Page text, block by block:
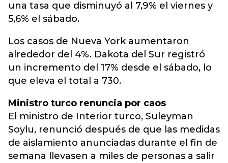
una tasa que disminuyó al 7,9% el viernes y
5,6% el sábado.
Los casos de Nueva York aumentaron
alrededor del 4%. Dakota del Sur registró
un incremento del 17% desde el sábado, lo
que eleva el total a 730.
Ministro turco renuncia por caos
El ministro de Interior turco, Suleyman
Soylu, renunció después de que las medidas
de aislamiento anunciadas durante el fin de
semana llevasen a miles de personas a salir